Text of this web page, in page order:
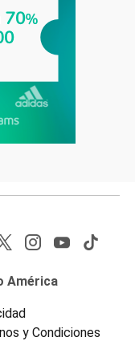
América
y Condiciones